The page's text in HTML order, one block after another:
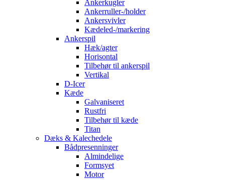
Ankerkugler
Ankerruller-/holder
Ankersvivler
Kædeled-/markering
Ankerspil
Hæk/agter
Horisontal
Tilbehør til ankerspil
Vertikal
D-Icer
Kæde
Galvaniseret
Rustfri
Tilbehør til kæde
Titan
Dæks & Kalechedele
Bådpresenninger
Almindelige
Formsyet
Motor